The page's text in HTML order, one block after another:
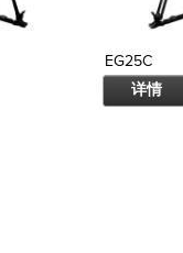
EG25C
详情